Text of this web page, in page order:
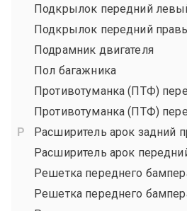
Подкрылок передний
Подкрылок передний
Подрамник двигателя
Пол багажника
Противотуманка (ПТФ)
Противотуманка (ПТФ)
Расширитель арок задний
Расширитель арок
Решетка переднего
Решетка переднего